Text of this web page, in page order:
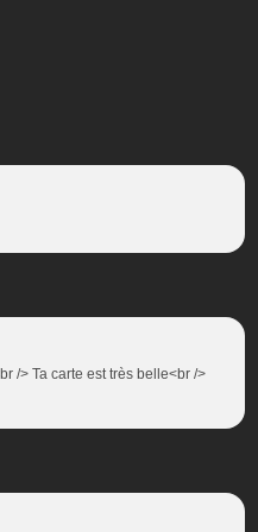
/> Ta carte est très belle<br />